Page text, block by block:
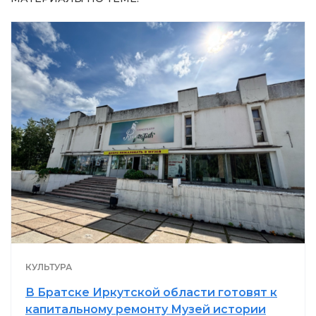
КУЛЬТУРА
В Братске Иркутской области готовят к
капитальному ремонту Музей истории